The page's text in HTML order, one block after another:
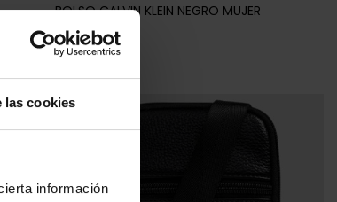
las cookies
información
BOLSO CALVIN KLEIN NEGRO MUJER
99,90 €